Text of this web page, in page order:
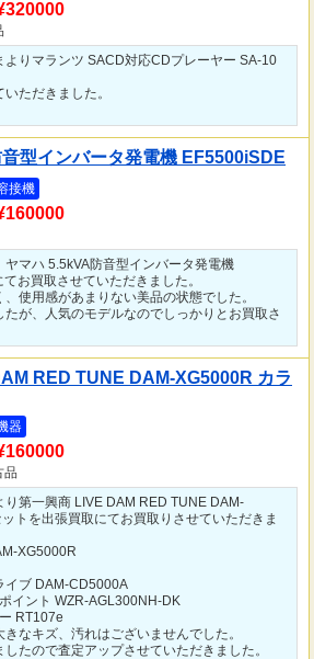
よりマランツ SACD対応CDプレーヤー SA-10
ただきました。
型インバータ発電機 EF5500iSDE
接機
マハ 5.5kVA防音型インバータ発電機
お買取させていただきました。
使用感があまりない美品の状態でした。
が、人気のモデルなのでしっかりとお買取さ
RED TUNE DAM-XG5000R カラ
器
品
第一興商 LIVE DAM RED TUNE DAM-
トを出張買取にてお買取りさせていただきま
XG5000R
イブ DAM-CD5000A
イント WZR-AGL300NH-DK
RT107e
なキズ、汚れはございませんでした。
たので査定アップさせていただきました。